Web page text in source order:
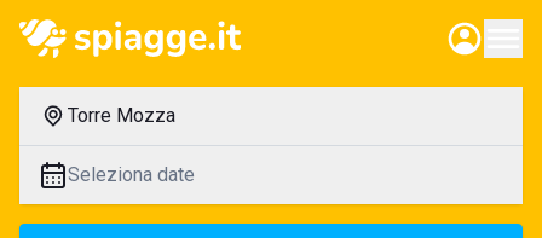
Torre Mozza
Seleziona date